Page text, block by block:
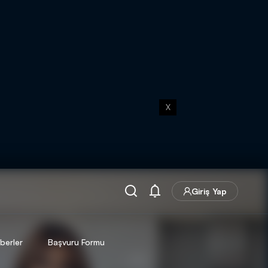
X
Giriş Yap
Başvuru Formu